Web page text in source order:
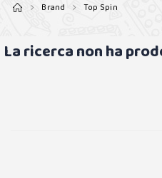
Brand Top Spin
La ricerca non ha